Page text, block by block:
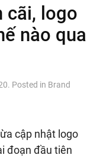
cãi, logo
nào qua
. Posted in Brand
cập nhật logo
đoạn đầu tiên